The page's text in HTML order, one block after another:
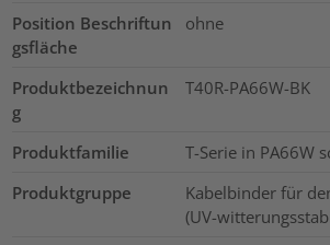
Position Beschriftun
gsfläche
ohne
Produktbezeichnun
g
T40R-PA66W-BK
Produktfamilie
T-Serie in PA66W
Produktgruppe
Kabelbinder für
(UV-